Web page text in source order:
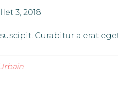
3, 2018
Curabitur a erat